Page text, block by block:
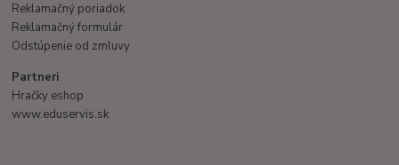
Reklamačný poriadok
Reklamačný formulár
Odstúpenie od zmluvy
Partneri
Hračky eshop
www.eduservis.sk